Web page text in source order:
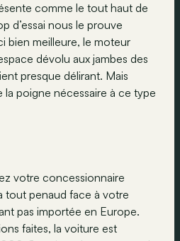
comme le tout haut de
d’essai nous le prouve
bien meilleure, le moteur
dévolu aux jambes des
presque délirant. Mais
poigne nécessaire à ce type
votre concessionnaire
tout penaud face à votre
pas importée en Europe.
faites, la voiture est